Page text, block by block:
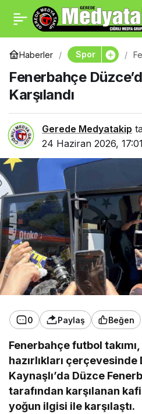
Haberler Spor
Fenerbahçe
Karşılandı
Gerede Medyatakip
24 Haziran 2026, 17:01
0 Paylaş Beğen
Fenerbahçe futbol
hazırlıkları çerçevesinde
Kaynaşlı’da Düzce
tarafından karşılanan
yoğun ilgisi ile karşılaştı.
Portekiz – Özbekistan
Maçı Saat Kaçta ve
Hangi Kanalda? Ronaldo
Mu, Türk Dünyası Mı?
Muhtemel 11’ler ve Canlı
Yayın Bilgileri